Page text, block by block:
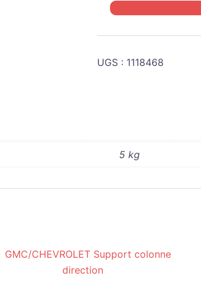
quantité
CHEVROLET
1118468
UGS : 1118468
5 kg